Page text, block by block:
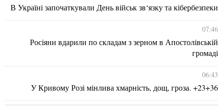
В Україні започаткували День військ зв‘язку та кібербезпеки
07:46
Росіяни вдарили по складам з зерном в Апостолівській
громаді
06:43
У Кривому Розі мінлива хмарність, дощ, гроза. +23+36